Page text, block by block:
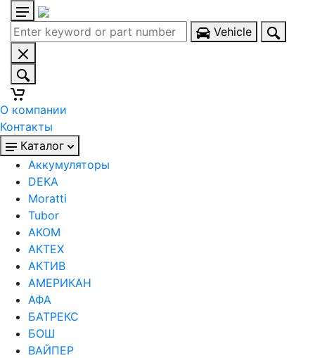
Vehicle
О компании
Контакты
Каталог
Аккумуляторы
DEKA
Moratti
Tubor
АКОМ
АКТЕХ
АКТИВ
АМЕРИКАН
АФА
БАТРЕКС
БОШ
ВАЙПЕР